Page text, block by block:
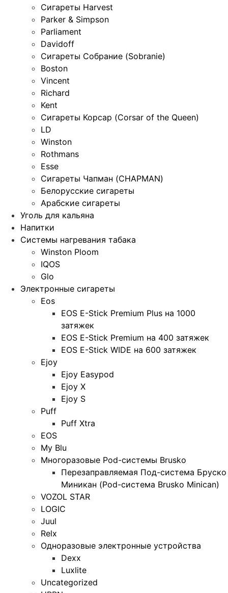
Сигареты Harvest
Parker & Simpson
Parliament
Davidoff
Сигареты Собрание (Sobranie)
Boston
Vincent
Richard
Kent
Сигареты Корсар (Corsar of the Queen)
LD
Winston
Rothmans
Esse
Сигареты Чапман (CHAPMAN)
Белорусские сигареты
Арабские сигареты
Уголь для кальяна
Напитки
Системы нагревания табака
Winston Ploom
IQOS
Glo
Электронные сигареты
Eos
EOS E-Stick Premium Plus на 1000
затяжек
EOS E-Stick Premium на 400 затяжек
EOS E-Stick WIDE на 600 затяжек
Ejoy
Ejoy Easypod
Ejoy X
Ejoy S
Puff
Puff Xtra
EOS
My Blu
Многоразовые Pod-системы Brusko
Перезаправляемая Под-система Бруско
Миникан (Pod-система Brusko Minican)
VOZOL STAR
LOGIC
Juul
Relx
Одноразовые электронные устройства
Dexx
Luxlite
Uncategorized